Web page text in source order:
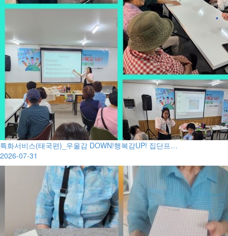
특화서비스(태국편)_우울감 DOWN!행복감UP! 집단프…
2026-07-31